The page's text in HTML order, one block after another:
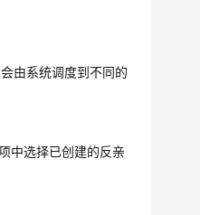
由系统调度到不同的
中选择已创建的反亲